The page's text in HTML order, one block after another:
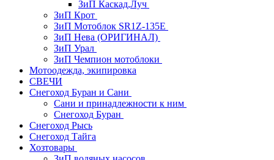
ЗиП Каскад,Луч
ЗиП Крот
ЗиП Мотоблок SR1Z-135E
ЗиП Нева (ОРИГИНАЛ)
ЗиП Урал
ЗиП Чемпион мотоблоки
Мотоодежда, экипировка
СВЕЧИ
Снегоход Буран и Сани
Сани и принадлежности к ним
Снегоход Буран
Снегоход Рысь
Снегоход Тайга
Хозтовары